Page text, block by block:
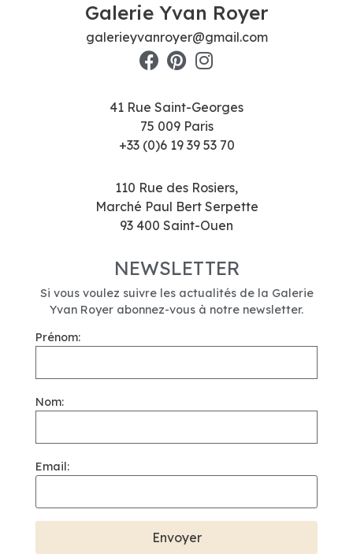
Galerie Yvan Royer
galerieyvanroyer@gmail.com
41 Rue Saint-Georges
75 009 Paris
+33 (0)6 19 39 53 70
110 Rue des Rosiers,
Marché Paul Bert Serpette
93 400 Saint-Ouen
NEWSLETTER
Si vous voulez suivre les actualités de la Galerie
Yvan Royer abonnez-vous à notre newsletter.
Prénom:
Nom:
Email: